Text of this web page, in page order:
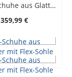
Derby-Schuhe aus Glattleder mit Flex-Sohle
359,99 €